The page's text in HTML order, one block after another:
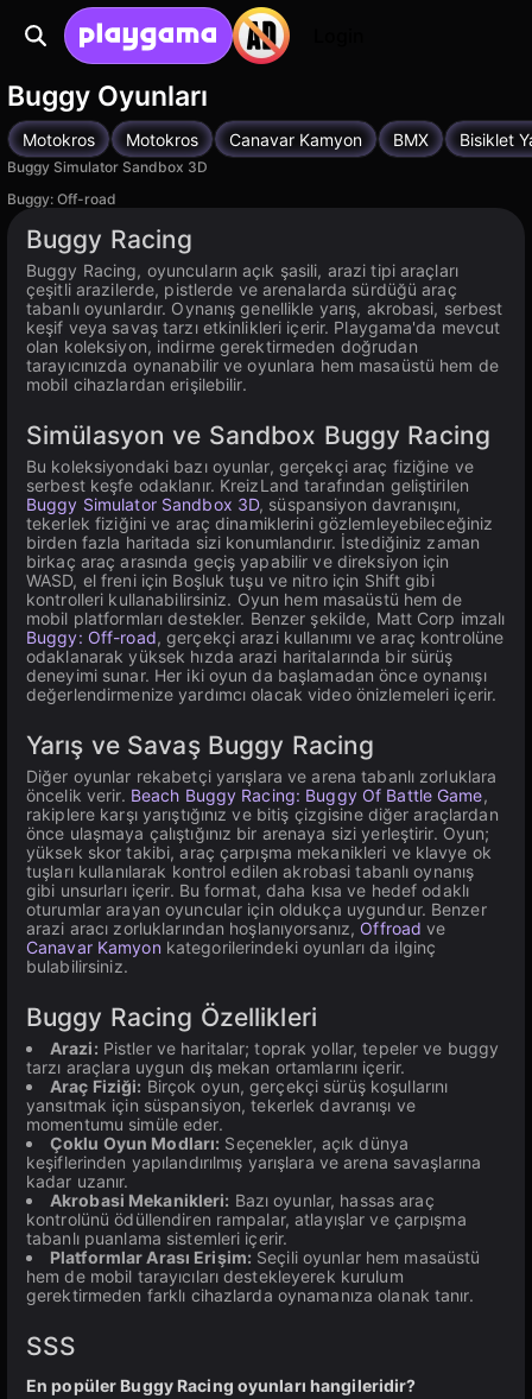
Buggy Oyunları
Motokros Motokros Canavar Kamyon BMX Bisiklet
Buggy Simulator Sandbox 3D
PC platformunda mevcut
Buggy: Off-road
Buggy Racing
Buggy Racing, oyuncuların açık şasili, arazi tipi araçları
çeşitli arazilerde, pistlerde ve arenalarda sürdüğü araç
tabanlı oyunlardır. Oynanış genellikle yarış, akrobasi, serbest
keşif veya savaş tarzı etkinlikleri içerir. Playgama'da mevcut
olan koleksiyon, indirme gerektirmeden doğrudan
tarayıcınızda oynanabilir ve oyunlara hem masaüstü hem de
mobil cihazlardan erişilebilir.
Simülasyon ve Sandbox Buggy Racing
Bu koleksiyondaki bazı oyunlar, gerçekçi araç fiziğine ve
serbest keşfe odaklanır. KreizLand tarafından geliştirilen
Buggy Simulator Sandbox 3D, süspansiyon davranışını,
tekerlek fiziğini ve araç dinamiklerini gözlemleyebileceğiniz
birden fazla haritada sizi konumlandırır. İstediğiniz zaman
birkaç araç arasında geçiş yapabilir ve direksiyon için
WASD, el freni için Boşluk tuşu ve nitro için Shift gibi
kontrolleri kullanabilirsiniz. Oyun hem masaüstü hem de
mobil platformları destekler. Benzer şekilde, Matt Corp imzalı
Buggy: Off-road, gerçekçi arazi kullanımı ve araç kontrolüne
odaklanarak yüksek hızda arazi haritalarında bir sürüş
deneyimi sunar. Her iki oyun da başlamadan önce oynanışı
değerlendirmenize yardımcı olacak video önizlemeleri içerir.
Yarış ve Savaş Buggy Racing
Diğer oyunlar rekabetçi yarışlara ve arena tabanlı zorluklara
öncelik verir. Beach Buggy Racing: Buggy Of Battle Game,
rakiplere karşı yarıştığınız ve bitiş çizgisine diğer araçlardan
önce ulaşmaya çalıştığınız bir arenaya sizi yerleştirir. Oyun;
yüksek skor takibi, araç çarpışma mekanikleri ve klavye ok
tuşları kullanılarak kontrol edilen akrobasi tabanlı oynanış
gibi unsurları içerir. Bu format, daha kısa ve hedef odaklı
oturumlar arayan oyuncular için oldukça uygundur. Benzer
arazi aracı zorluklarından hoşlanıyorsanız, Offroad ve
Canavar Kamyon kategorilerindeki oyunları da ilginç
bulabilirsiniz.
Buggy Racing Özellikleri
Arazi: Pistler ve haritalar; toprak yollar, tepeler ve buggy
tarzı araçlara uygun dış mekan ortamlarını içerir.
Araç Fiziği: Birçok oyun, gerçekçi sürüş koşullarını
yansıtmak için süspansiyon, tekerlek davranışı ve
momentumu simüle eder.
Çoklu Oyun Modları: Seçenekler, açık dünya
keşiflerinden yapılandırılmış yarışlara ve arena savaşlarına
kadar uzanır.
Akrobasi Mekanikleri: Bazı oyunlar, hassas araç
kontrolünü ödüllendiren rampalar, atlayışlar ve çarpışma
tabanlı puanlama sistemleri içerir.
Platformlar Arası Erişim: Seçili oyunlar hem masaüstü
hem de mobil tarayıcıları destekleyerek kurulum
gerektirmeden farklı cihazlarda oynamanıza olanak tanır.
SSS
En popüler Buggy Racing oyunları hangileridir?